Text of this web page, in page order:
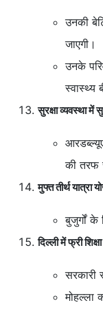
उनकी
जाएगी।
उनके
स्वास्थ्य
सुरक्षा व्यवस्था में
की तरफ
मुफ्त तीर्थ यात्रा
बुजुर्गों के
दिल्ली में फ्री
सरकारी
मोहल्ला